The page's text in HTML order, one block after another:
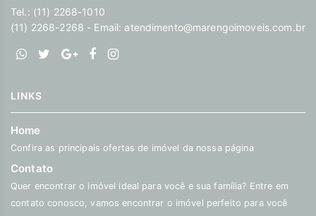
CONSA - Colégio Franciscano N. S. Aparecida. Agende uma
visita! Descubra o poder de Transformar seus sonhos em lares
e seus investimentos em oportunidades. Na Marengo Imóveis
cada passo é uma nova jornada, confie em nós para encontrar
www.marengoimoveis.com.br 11-99203-8087
Tel.: (11) 2268-1010
(11) 2268-2268 - Email: atendimento@marengoimoveis.com.br
LINKS
Home
Confira as principais ofertas de imóvel da nossa página
Contato
Quer encontrar o imóvel ideal para você e sua família? Entre em
contato conosco, vamos encontrar o imóvel perfeito para você